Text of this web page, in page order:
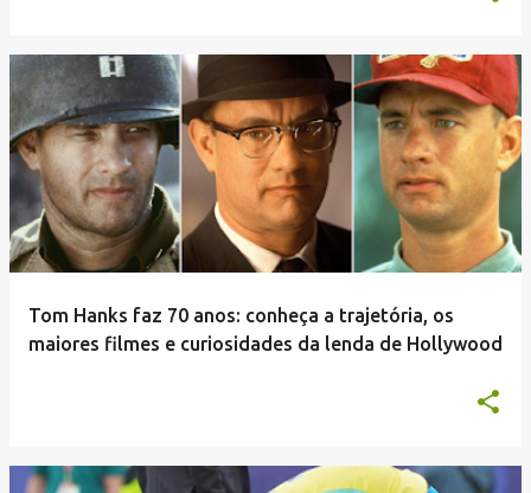
Tom Hanks faz 70 anos: conheça a trajetória, os
maiores filmes e curiosidades da lenda de Hollywood